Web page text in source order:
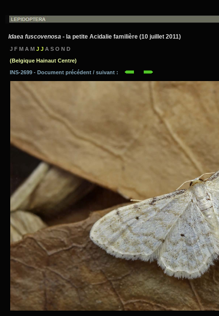
Idaea fuscovenosa - la petite Acidalie familière (10 juillet 2011)
J F M A M J J A S O N D
(Belgique Hainaut Centre)
INS-2699 - Document précédent / suivant :